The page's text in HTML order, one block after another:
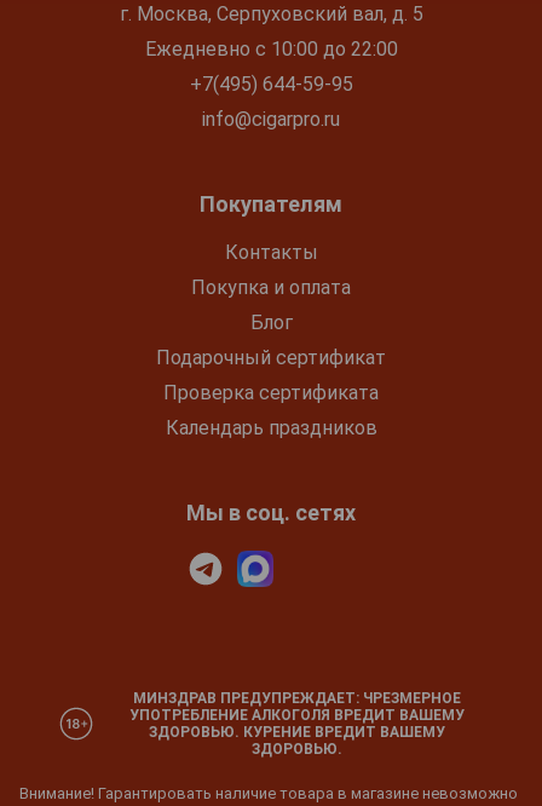
г. Москва, Серпуховский вал, д. 5
Ежедневно с 10:00 до 22:00
+7(495) 644-59-95
info@cigarpro.ru
Покупателям
Контакты
Покупка и оплата
Блог
Подарочный сертификат
Проверка сертификата
Календарь праздников
Мы в соц. сетях
МИНЗДРАВ ПРЕДУПРЕЖДАЕТ: ЧРЕЗМЕРНОЕ
УПОТРЕБЛЕНИЕ АЛКОГОЛЯ ВРЕДИТ ВАШЕМУ
ЗДОРОВЬЮ. КУРЕНИЕ ВРЕДИТ ВАШЕМУ
ЗДОРОВЬЮ.
Внимание! Гарантировать наличие товара в магазине невозможно